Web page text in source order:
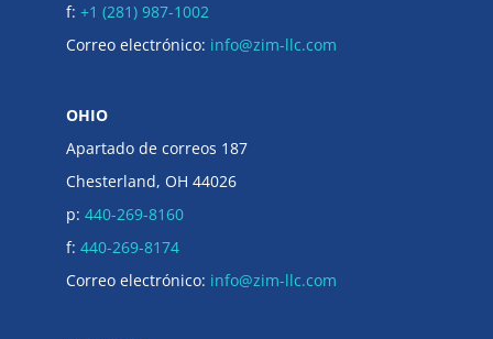
f: +1 (281) 987-1002
Correo electrónico: info@zim-llc.com
OHIO
Apartado de correos 187
Chesterland, OH 44026
p: 440-269-8160
f: 440-269-8174
Correo electrónico: info@zim-llc.com